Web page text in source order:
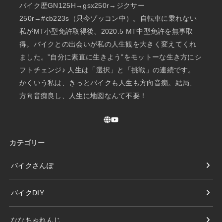
バイク歴GN125H→gsx250r→ジクサー
250r→#cb223s（只今ゾッコン中）。自転車に乗れない
私がMT小型免許取得後、2020.5 MT中型免許を無事取
得。バイクとの出会いが私の人生観を大きく変えてくれ
ました。”自分に素直に生きよう”をモットーな生き方にシ
フトチェンジ♪ 人生は「選択」と「挑戦」の連続です。
かくいう私は、きっとバイクも人生も方向音痴。結局、
方向音痴良し、人生に地図なんて不要！
カテゴリー
バイクさんぽ
バイクDIY
ななちゃれんじ